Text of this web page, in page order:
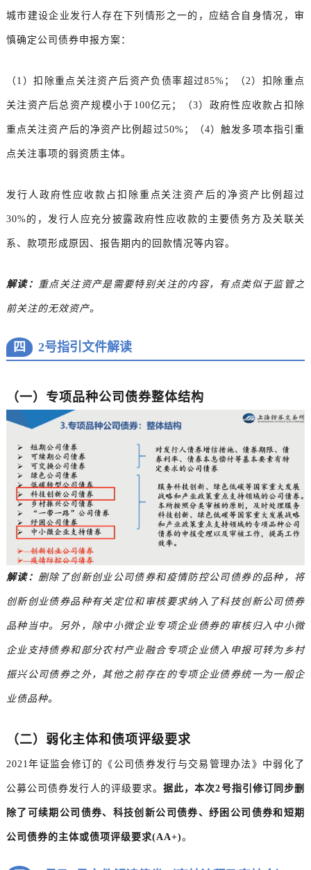
城市建设企业发行人存在下列情形之一的，应结合自身情况，审
慎确定公司债券申报方案：
（1）扣除重点关注资产后资产负债率超过85%；（2）扣除重点
关注资产后总资产规模小于100亿元；（3）政府性应收款占扣除
重点关注资产后的净资产比例超过50%；（4）触发多项本指引重
点关注事项的弱资质主体。
发行人政府性应收款占扣除重点关注资产后的净资产比例超过
30%的，发行人应充分披露政府性应收款的主要债务方及关联关
系、款项形成原因、报告期内的回款情况等内容。
解读： 重点关注资产是需要特别关注的内容，有点类似于监管之
前关注的无效资产。
四 2号指引文件解读
（一）专项品种公司债券整体结构
解读： 删除了创新创业公司债券和疫情防控公司债券的品种，将
创新创业债券品种有关定位和审核要求纳入了科技创新公司债券
品种当中。另外，除中小微企业专项企业债券的审核归入中小微
企业支持债券和部分农村产业融合专项企业债入申报可转为乡村
振兴公司债券之外，其他之前存在的专项企业债券统一为一般企
业债品种。
（二）弱化主体和债项评级要求
2021年证监会修订的《公司债券发行与交易管理办法》中弱化了
公募公司债券发行人的评级要求。据此，本次2号指引修订同步删
除了可续期公司债券、科技创新公司债券、纾困公司债券和短期
公司债券的主体或债项评级要求(AA+)。